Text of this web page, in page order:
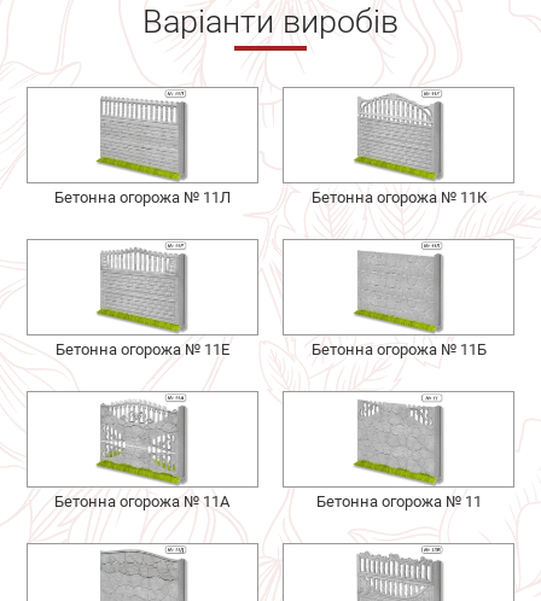
Варіанти виробів
Бетонна огорожа № 11Л Бетонна огорожа № 11К
Бетонна огорожа № 11Е Бетонна огорожа № 11Б
Бетонна огорожа № 11А Бетонна огорожа № 11